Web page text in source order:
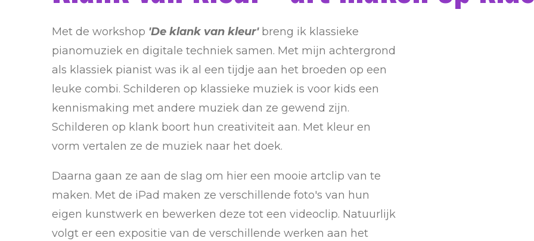
Met de workshop 'De klank van kleur'breng ik klassieke
pianomuziek en digitale techniek samen. Met mijn achtergrond
als klassiek pianist was ik al een tijdje aan het broeden op een
leuke combi. Schilderen op klassieke muziek is voor kids een
kennismaking met andere muziek dan ze gewend zijn.
Schilderen op klank boort hun creativiteit aan. Met kleur en
vorm vertalen ze de muziek naar het doek.
Daarna gaan ze aan de slag om hier een mooie artclip van te
maken. Met de iPad maken ze verschillende foto's van hun
eigen kunstwerk en bewerken deze tot een videoclip. Natuurlijk
volgt er een expositie van de verschillende werken aan het